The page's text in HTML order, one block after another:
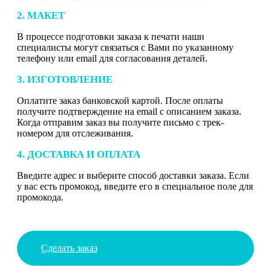
2. МАКЕТ
В процессе подготовки заказа к печати наши
специалисты могут связаться с Вами по указанному
телефону или email для согласования деталей.
3. ИЗГОТОВЛЕНИЕ
Оплатите заказ банковской картой. После оплаты
получите подтверждение на email с описанием заказа.
Когда отправим заказ вы получите письмо с трек-
номером для отслеживания.
4. ДОСТАВКА И ОПЛАТА
Введите адрес и выберите способ доставки заказа. Если
у вас есть промокод, введите его в специальное поле для
промокода.
Сделать заказ